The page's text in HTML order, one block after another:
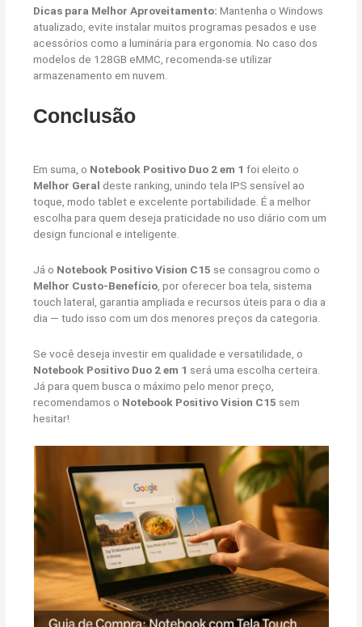
Dicas para Melhor Aproveitamento: Mantenha o Windows
atualizado, evite instalar muitos programas pesados e use
acessórios como a luminária para ergonomia. No caso dos
modelos de 128GB eMMC, recomenda-se utilizar
armazenamento em nuvem.
Conclusão
Em suma, o Notebook Positivo Duo 2 em 1 foi eleito o
Melhor Geral deste ranking, unindo tela IPS sensível ao
toque, modo tablet e excelente portabilidade. É a melhor
escolha para quem deseja praticidade no uso diário com um
design funcional e inteligente.
Já o Notebook Positivo Vision C15 se consagrou como o
Melhor Custo-Benefício , por oferecer boa tela, sistema
touch lateral, garantia ampliada e recursos úteis para o dia a
dia — tudo isso com um dos menores preços da categoria.
Se você deseja investir em qualidade e versatilidade, o
Notebook Positivo Duo 2 em 1 será uma escolha certeira.
Já para quem busca o máximo pelo menor preço,
recomendamos o Notebook Positivo Vision C15 sem
hesitar!